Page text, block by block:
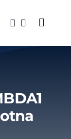
Toggle
Servis